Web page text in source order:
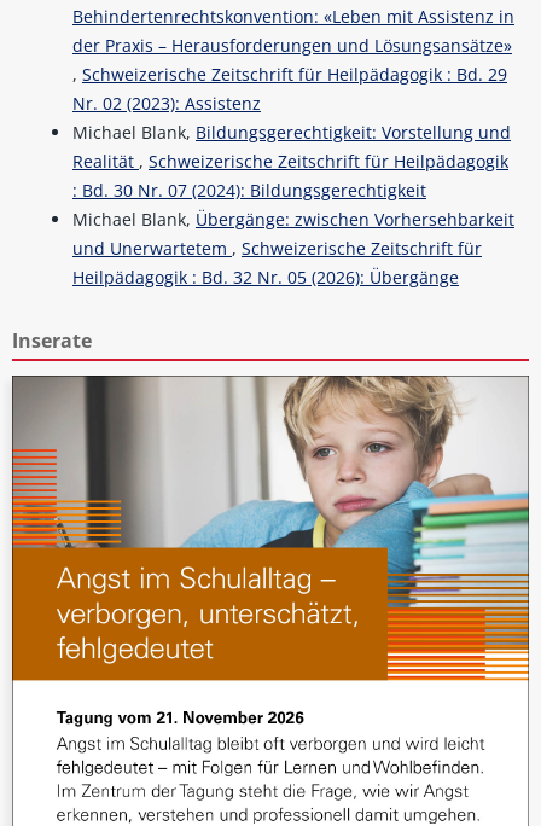
Behindertenrechtskonvention: «Leben mit Assistenz in
der Praxis – Herausforderungen und Lösungsansätze»
, Schweizerische Zeitschrift für Heilpädagogik : Bd. 29
Nr. 02 (2023): Assistenz
Michael Blank, Bildungsgerechtigkeit: Vorstellung und
Realität , Schweizerische Zeitschrift für Heilpädagogik
: Bd. 30 Nr. 07 (2024): Bildungsgerechtigkeit
Michael Blank, Übergänge: zwischen Vorhersehbarkeit
und Unerwartetem , Schweizerische Zeitschrift für
Heilpädagogik : Bd. 32 Nr. 05 (2026): Übergänge
Inserate